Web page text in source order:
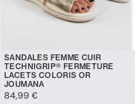
SANDALES FEMME CUIR
TECHNIGRIP® FERMETURE
LACETS COLORIS OR
JOUMANA
84,99 €